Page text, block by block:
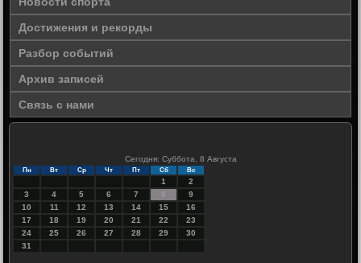
Достижения и рекорды
Разбор событий
Архив записей
Связь с нами
Сегодня: Суббота, 8 Августа
Пн Вт Ср Чт Пт Сб Вс
1
2
3
4 5 6 7 8
9
10
11 12 13 14 15
16
17
18 19 20 21 22
23
24
25 26 27 28 29
30
31